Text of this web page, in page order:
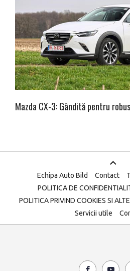
Mazda CX-3: Gândită pentru
Echipa Auto Bild Contact
POLITICA DE
POLITICA PRIVIND COOKIES SI
Servicii utile